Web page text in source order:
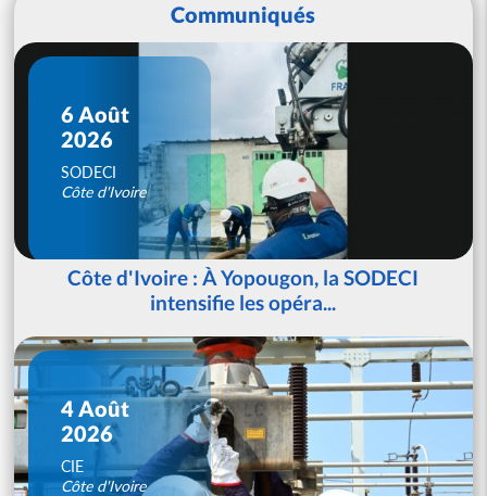
Communiqués
6 Août
2026
SODECI
Côte d'Ivoire
Côte d'Ivoire : À Yopougon, la SODECI
intensifie les opéra...
4 Août
2026
CIE
Côte d'Ivoire